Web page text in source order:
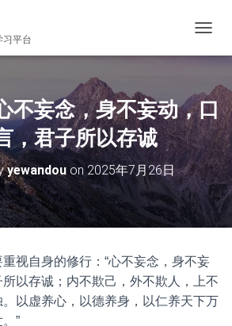
习平台
换
不妄念，身不妄动，口
，君子所以存诚
yewandou on2025年7月26日
视自身的修行：“心不妄念，身不妄
以存诚；内不欺己，外不欺人，上不
以虚养心，以德养身，以仁养天下万
”